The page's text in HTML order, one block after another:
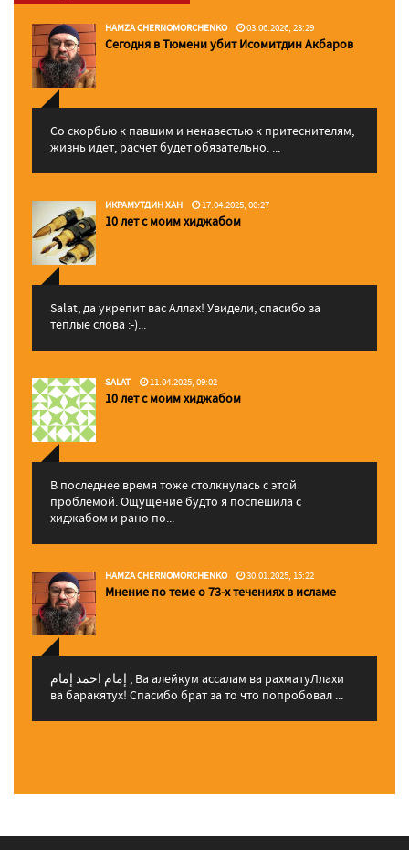
HAMZA CHERNOMORCHENKO 03.06.2026, 23:29
Сегодня в Тюмени убит Исомитдин Акбаров
Со скорбью к павшим и ненавестью к притеснителям,
жизнь идет, расчет будет обязательно. ...
ИКРАМУТДИН ХАН 17.04.2025, 00:27
10 лет с моим хиджабом
Salat, да укрепит вас Аллаx! Увидели, спасибо за
теплые слова :-)...
SALAT 11.04.2025, 09:02
10 лет с моим хиджабом
В последнее время тоже столкнулась с этой
проблемой. Ощущение будто я поспешила с
хиджабом и рано по...
HAMZA CHERNOMORCHENKO 30.01.2025, 15:22
Мнение по теме о 73-х течениях в исламе
إمام احمد إمام , Ва алейкум ассалам ва рахматуЛлахи
ва баракятух! Спасибо брат за то что попробовал ...